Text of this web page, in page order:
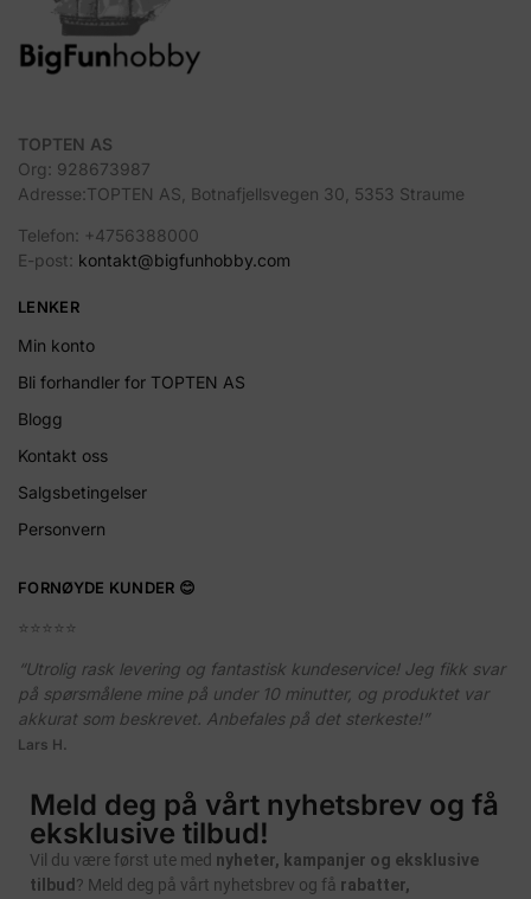
TOPTEN AS
Org: 928673987
Adresse:TOPTEN AS, Botnafjellsvegen 30, 5353 Straume
Telefon: +4756388000
E-post: kontakt@bigfunhobby.com
LENKER
Min konto
Bli forhandler for TOPTEN AS
Blogg
Kontakt oss
Salgsbetingelser
Personvern
FORNØYDE KUNDER 😊
⭐️⭐️⭐️⭐️⭐️
“Utrolig rask levering og fantastisk kundeservice! Jeg fikk svar
på spørsmålene mine på under 10 minutter, og produktet var
akkurat som beskrevet. Anbefales på det sterkeste!”
Lars H.
Meld deg på vårt nyhetsbrev og få
eksklusive tilbud!
Vil du være først ute med nyheter, kampanjer og eksklusive
tilbud? Meld deg på vårt nyhetsbrev og få rabatter,